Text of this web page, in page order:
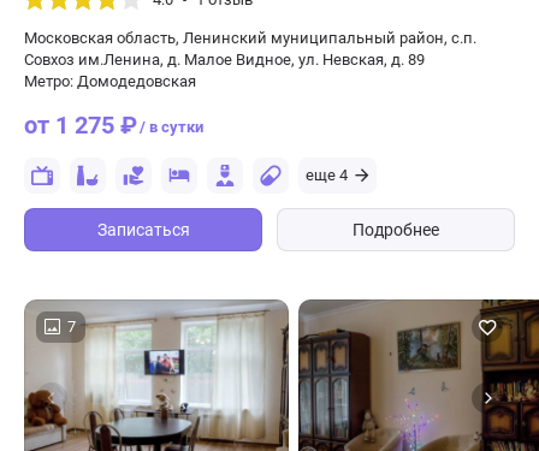
Московская область, Ленинский муниципальный район, с.п.
Совхоз им.Ленина, д. Малое Видное, ул. Невская, д. 89
Метро: Домодедовская
от 1 275 ₽/ в сутки
еще 4
Записаться Подробнее
7